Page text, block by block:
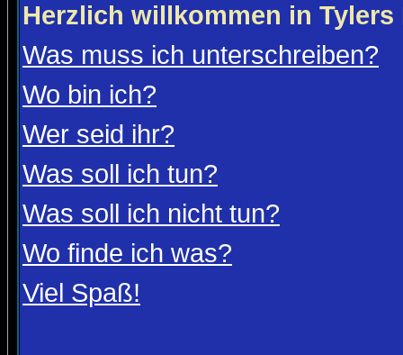
Herzlich willkommen in Tylers
Was muss ich unterschreiben?
Wo bin ich?
Wer seid ihr?
Was soll ich tun?
Was soll ich nicht tun?
Wo finde ich was?
Viel Spaß!